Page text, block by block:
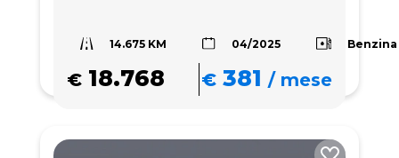
14.675 KM 04/2025 Benzina
€ 18.768 € 381 /mese